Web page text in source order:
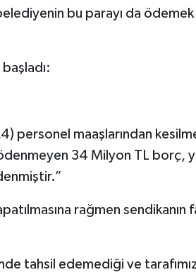
bu parayı da
personel maaşlarından
34 Milyon TL borç,
rağmen
tahsil edemediği ve